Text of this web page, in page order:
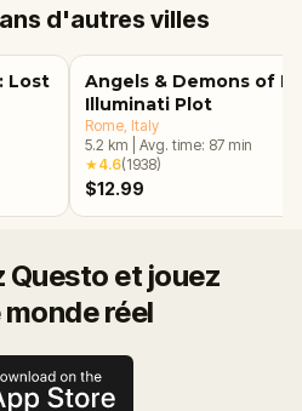
d'autres villes
Lost
Angels & Demons of
Illuminati Plot
Rome , Italy
5.2 km Avg. time: 87 min
★4.6(1938)
$12.99
Questo et jouez
monde réel